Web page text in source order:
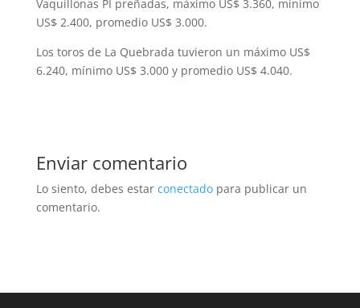
Vaquillonas PI preñadas, máximo US$ 3.360, mínimo
US$ 2.400, promedio US$ 3.000.
Los toros de La Quebrada tuvieron un máximo US$
6.240, mínimo US$ 3.000 y promedio US$ 4.040.
Enviar comentario
Lo siento, debes estar conectadopara publicar un
comentario.